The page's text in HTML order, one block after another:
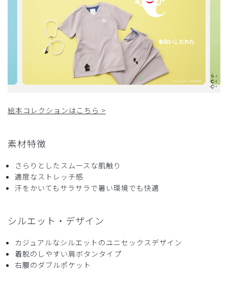
R91Scrub Canvas Club:ねないこだれだスクラブ
トップス(男女兼用)/ライトグレー/XXS
役に立った 0
購入確認済み
2026-06-26
サイズ感
ストレッチ感
ねないこだれだ
御社のスクラブ、初購入。身長172センチ、体重68キロ。
しっとりした質感。素晴らしいです。
商品：R91Scrub Canvas Club:ねないこだれだスクラブ
トップス(男女兼用)/ライトグレー/M
絵本コレクションはこちら >
素材特徴
さらりとしたスムースな肌触り
適度なストレッチ感
汗をかいてもサラサラで暑い環境でも快適
シルエット・デザイン
カジュアルなシルエットのユニセックスデザイン
着脱のしやすい肩ボタンタイプ
右腰のダブルポケット